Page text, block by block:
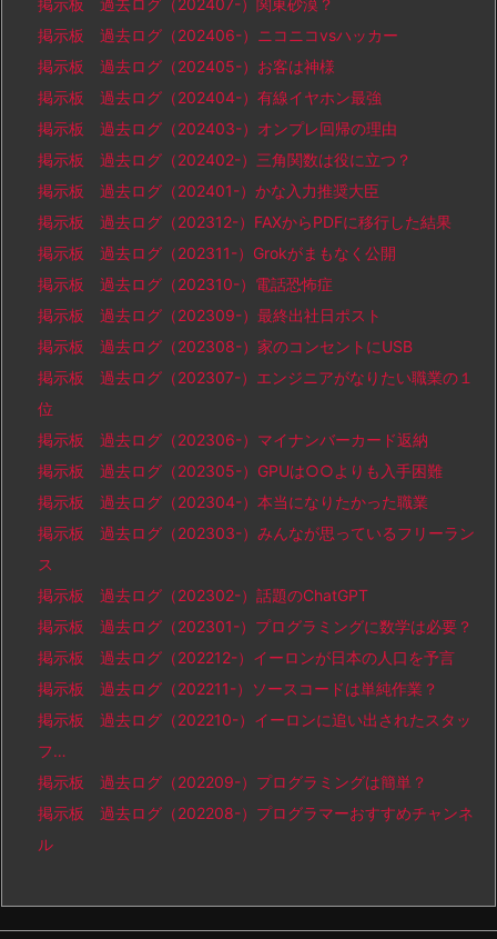
掲示板 過去ログ（202406-）ニコニコvsハッカー
掲示板 過去ログ（202405-）お客は神様
掲示板 過去ログ（202404-）有線イヤホン最強
掲示板 過去ログ（202403-）オンプレ回帰の理由
掲示板 過去ログ（202402-）三角関数は役に立つ？
掲示板 過去ログ（202401-）かな入力推奨大臣
掲示板 過去ログ（202312-）FAXからPDFに移行した結果
掲示板 過去ログ（202311-）Grokがまもなく公開
掲示板 過去ログ（202310-）電話恐怖症
掲示板 過去ログ（202309-）最終出社日ポスト
掲示板 過去ログ（202308-）家のコンセントにUSB
掲示板 過去ログ（202307-）エンジニアがなりたい職業の１
位
掲示板 過去ログ（202306-）マイナンバーカード返納
掲示板 過去ログ（202305-）GPUは○○よりも入手困難
掲示板 過去ログ（202304-）本当になりたかった職業
掲示板 過去ログ（202303-）みんなが思っているフリーラン
ス
掲示板 過去ログ（202302-）話題のChatGPT
掲示板 過去ログ（202301-）プログラミングに数学は必要？
掲示板 過去ログ（202212-）イーロンが日本の人口を予言
掲示板 過去ログ（202211-）ソースコードは単純作業？
掲示板 過去ログ（202210-）イーロンに追い出されたスタッ
フ…
掲示板 過去ログ（202209-）プログラミングは簡単？
掲示板 過去ログ（202208-）プログラマーおすすめチャンネ
ル